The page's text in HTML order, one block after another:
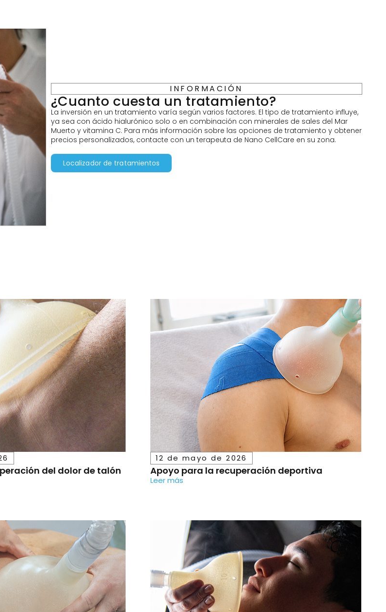
INFORMACIÓN
¿Cuanto cuesta un tratamiento?
La inversión en un tratamiento varía según varios factores. El tipo de tratamiento influye,
ya sea con ácido hialurónico solo o en combinación con minerales de sales del Mar
Muerto y vitamina C. Para más información sobre las opciones de tratamiento y obtener
precios personalizados, contacte con un terapeuta de Nano CellCare en su zona.
Localizador de tratamientos
del dolor de talón
12 de mayo de 2026
Apoyo para la recuperación deportiva
Leer más